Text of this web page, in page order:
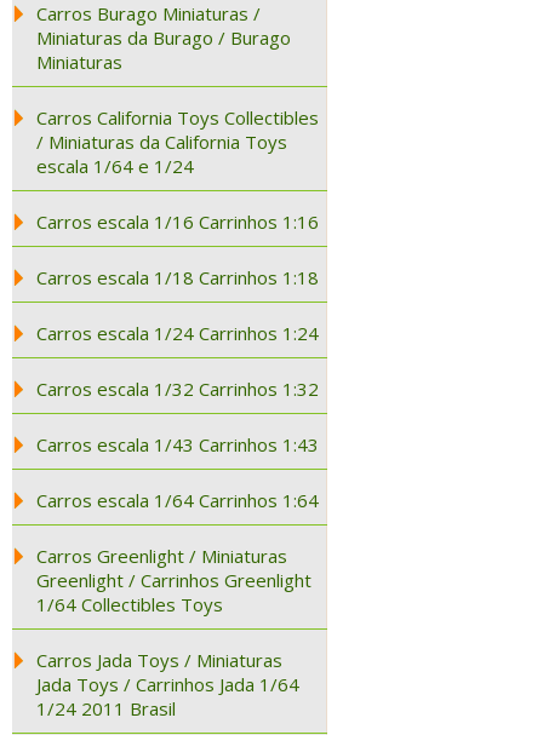
Carros Burago Miniaturas /
Miniaturas da Burago / Burago
Miniaturas
Carros California Toys Collectibles
/ Miniaturas da California Toys
escala 1/64 e 1/24
Carros escala 1/16 Carrinhos 1:16
Carros escala 1/18 Carrinhos 1:18
Carros escala 1/24 Carrinhos 1:24
Carros escala 1/32 Carrinhos 1:32
Carros escala 1/43 Carrinhos 1:43
Carros escala 1/64 Carrinhos 1:64
Carros Greenlight / Miniaturas
Greenlight / Carrinhos Greenlight
1/64 Collectibles Toys
Carros Jada Toys / Miniaturas
Jada Toys / Carrinhos Jada 1/64
1/24 2011 Brasil